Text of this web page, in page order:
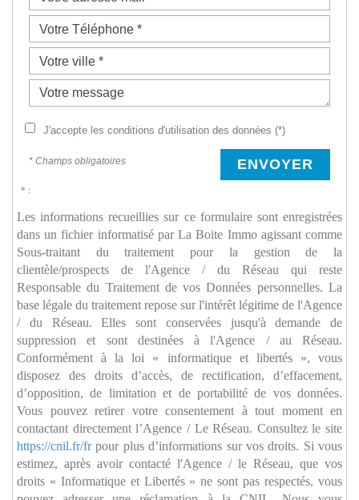
J'accepte les conditions d'utilisation des données (*)
* Champs obligatoires ENVOYER
* :
Les informations recueillies sur ce formulaire sont enregistrées
dans un fichier informatisé par La Boite Immo agissant comme
Sous-traitant du traitement pour la gestion de la
clientèle/prospects de l'Agence / du Réseau qui reste
Responsable du Traitement de vos Données personnelles. La
base légale du traitement repose sur l'intérêt légitime de l'Agence
/ du Réseau. Elles sont conservées jusqu'à demande de
suppression et sont destinées à l'Agence / au Réseau.
Conformément à la loi « informatique et libertés », vous
disposez des droits d’accès, de rectification, d’effacement,
d’opposition, de limitation et de portabilité de vos données.
Vous pouvez retirer votre consentement à tout moment en
contactant directement l’Agence / Le Réseau. Consultez le site
https://cnil.fr/frpour plus d’informations sur vos droits. Si vous
estimez, après avoir contacté l'Agence / le Réseau, que vos
droits « Informatique et Libertés » ne sont pas respectés, vous